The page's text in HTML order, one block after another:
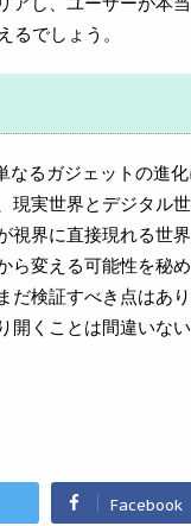
るでしょう。
なるガジェットの進
現実世界とデジタル
視界に直接現れる世
ら変える可能性を秘
だ検証すべき点はあ
開くことは間違いな
Facebook